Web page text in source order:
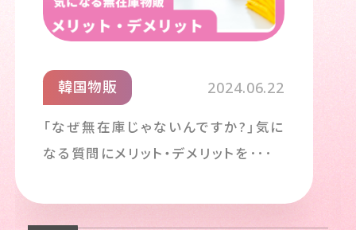
韓国物販 2024.06.22
「なぜ無在庫じゃないんですか?」気に
なる質問にメリット・デメリットを･･･